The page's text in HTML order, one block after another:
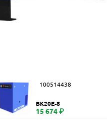
100514438
ВК20E-8
15 674 ₽